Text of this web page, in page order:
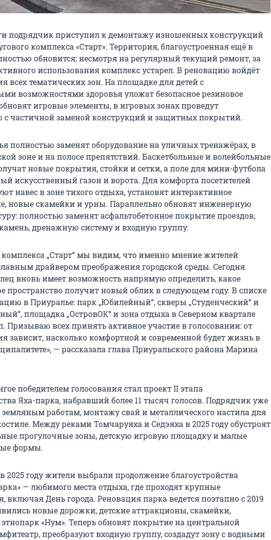
подрядчик приступил к демонтажу изношенных конструкций
комплекса «Старт». Территория, благоустроенная ещё в
обновится: несмотря на регулярный текущий ремонт, за
использования комплекс устарел. В реновацию войдёт
всех тематических зон. На площадке для детей с
возможностями здоровья уложат безопасное резиновое
игровые элементы, в игровых зонах проведут
с частичной заменой конструкций и защитных покрытий.
полностью заменят оборудование на уличных тренажёрах, в
зоне и на полосе препятствий. Баскетбольные и волейбольные
новые покрытия, стойки и сетки, а поле для мини-футбола
искусственный газон и ворота. Для комфорта посетителей
навес в зоне тихого отдыха, установят интерактивное
новые скамейки и урны. Параллельно обновят инженерную
полностью заменят асфальтобетонное покрытие проездов,
дренажную систему и входную группу.
„Старт“ мы видим, что именно мнение жителей
драйвером преображения городской среды. Сегодня
вновь имеет возможность напрямую определить, какое
пространство получит новый облик в следующем году. В списке
в Приуралье: парк „Юбилейный“, скверы „Студенческий“ и
площадка „ОстровОК“ и зона отдыха в Северном квартале
Призываю всех принять активное участие в голосовании: от
зависит, насколько комфортной и современной будет жизнь в
— рассказала глава Приуральского района Марина
победителем голосования стал проект II этапа
Яха-парка, набравший более 11 тысяч голосов. Подрядчик уже
работам, монтажу свай и металлического настила для
Между реками Томчаруяха и Седэяха в 2025 году обустроят
прогулочные зоны, детскую игровую площадку и малые
формы.
2025 году жители выбрали продолжение благоустройства
— любимого места отдыха, где проходят крупные
включая День города. Реновация парка ведется поэтапно с 2019
новые дорожки, детские аттракционы, скамейки,
«Нум». Теперь обновят покрытие на центральной
преобразуют входную группу, создадут зону с водными